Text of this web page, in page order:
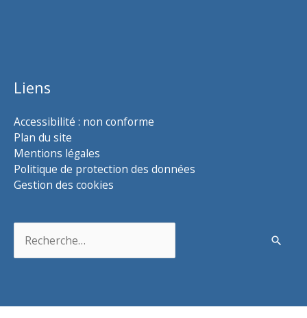
Liens
Accessibilité : non conforme
Plan du site
Mentions légales
Politique de protection des données
Gestion des cookies